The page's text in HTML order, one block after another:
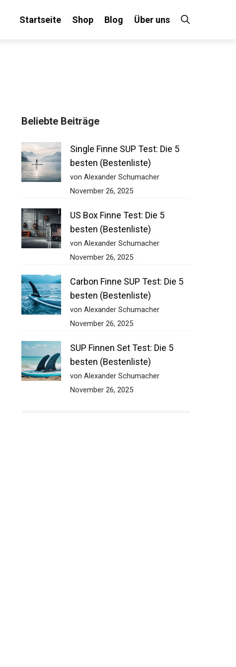
Startseite Shop Blog Über uns
Beliebte Beiträge
Single Finne SUP Test: Die 5
besten (Bestenliste)
von Alexander Schumacher
November 26, 2025
US Box Finne Test: Die 5
besten (Bestenliste)
von Alexander Schumacher
November 26, 2025
Carbon Finne SUP Test: Die 5
besten (Bestenliste)
von Alexander Schumacher
November 26, 2025
SUP Finnen Set Test: Die 5
besten (Bestenliste)
von Alexander Schumacher
November 26, 2025
an!